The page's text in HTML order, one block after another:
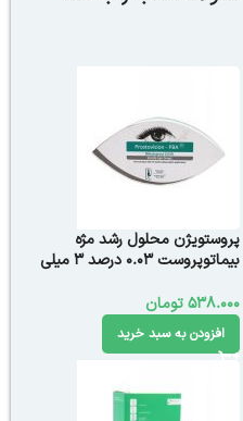
پروستویژن محلول رشد مژه
بیماتوپروست 0.03 درصد 3 میلی
538.000تومان
افزودن به سبد خرید